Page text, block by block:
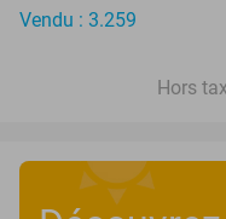
Vendu : 3.259
Hors